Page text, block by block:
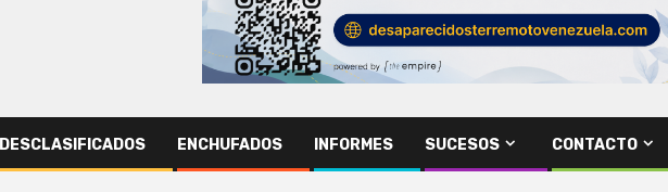
DESCLASIFICADOS ENCHUFADOS INFORMES SUCESOS CONTACTO